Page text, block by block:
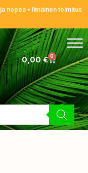
nopea • Ilmainen toimitus
0,00€ 0